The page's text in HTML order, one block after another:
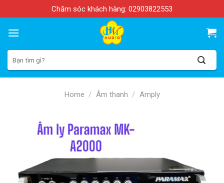
to
content
Chăm sóc khách hàng: 02903822553
for:
Home / Âm thanh / Amply